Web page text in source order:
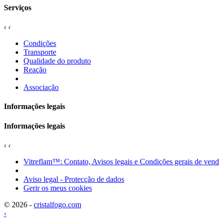
Serviços
‹ ‹
Condições
Transporte
Qualidade do produto
Reação
Associação
Informações legais
Informações legais
‹ ‹
Vitreflam™: Contato, Avisos legais e Condições gerais de
Aviso legal - Protecção de dados
Gerir os meus cookies
© 2026 - cristalfogo.com
‹